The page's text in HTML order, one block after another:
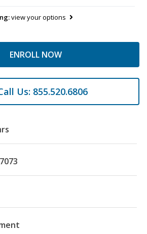
view your options
ENROLL NOW
Us: 855.520.6806